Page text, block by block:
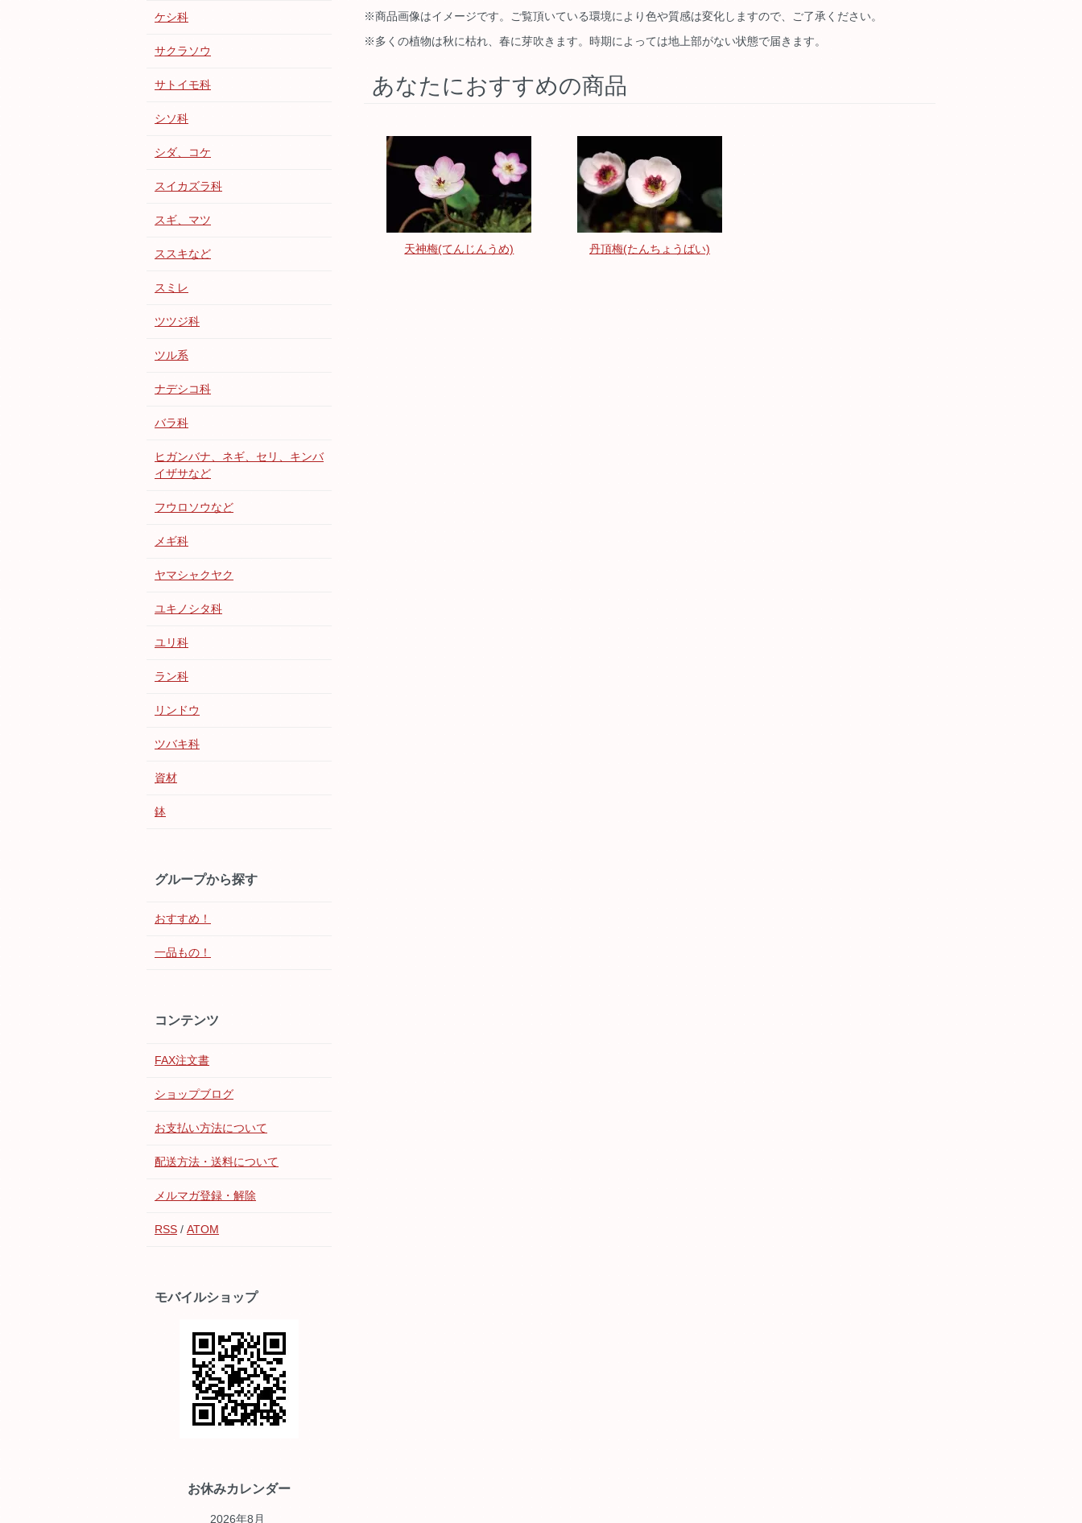
※商品画像はイメージです。ご覧頂いている環境により色や質感は変化しますので、ご了承ください。
※多くの植物は秋に枯れ、春に芽吹きます。時期によっては地上部がない状態で届きます。
あなたにおすすめの商品
天神梅(てんじんうめ) 丹頂梅(たんちょうばい)
ケシ科
サクラソウ
サトイモ科
シソ科
シダ、コケ
スイカズラ科
スギ、マツ
ススキなど
スミレ
ツツジ科
ツル系
ナデシコ科
バラ科
ヒガンバナ、ネギ、セリ、キンバ
イザサなど
フウロソウなど
メギ科
ヤマシャクヤク
ユキノシタ科
ユリ科
ラン科
リンドウ
ツバキ科
資材
鉢
グループから探す
おすすめ！
一品もの！
コンテンツ
FAX注文書
ショップブログ
お支払い方法について
配送方法・送料について
メルマガ登録・解除
RSS / ATOM
モバイルショップ
お休みカレンダー
2026年8月